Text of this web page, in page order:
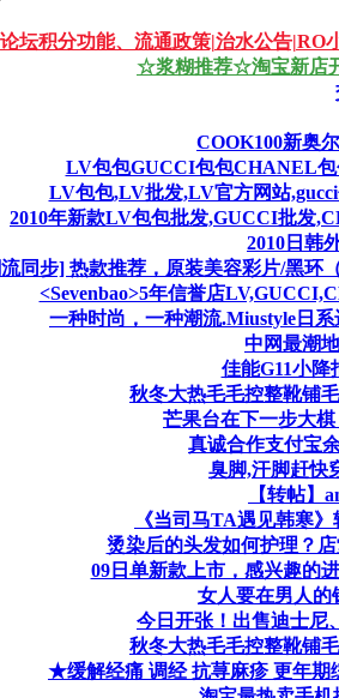
论坛积分功能、流通政策|治水公告|RO
☆浆糊推荐☆淘宝新店
COOK100新奥
LV包包GUCCI包包CHANEL包
LV包包,LV批发,LV官方网站
2010年新款LV包包批发,GUCCI批发
2010日韩
同步] 热款推荐，原装美容彩片/黑环
<Sevenbao>5年信誉店
一种时尚，一种潮流.Miustyle日
中网最潮
佳能G11小降
秋冬大热毛毛控整靴铺
芒果台在下一步大
真诚合作支付宝
臭脚,汗脚赶快
【转帖】
《当司马TA遇见韩寒
烫染后的头发如何护理？
09日单新款上市，感兴趣的
女人要在男人的
今日开张！出售迪士尼
秋冬大热毛毛控整靴铺
★缓解经痛 调经 抗荨麻疹 更年期